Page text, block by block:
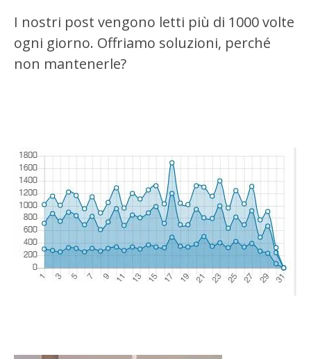
I nostri post vengono letti più di 1000 volte
ogni giorno. Offriamo soluzioni, perché
non mantenerle?